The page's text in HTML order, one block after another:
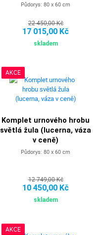
Půdorys: 80 x 60 cm
22 450,00 Kč
17 015,00 Kč
skladem
AKCE
Komplet urnového hrobu
světlá žula (lucerna, váza
v ceně)
Půdorys: 80 x 60 cm
12 749,00 Kč
10 450,00 Kč
skladem
AKCE